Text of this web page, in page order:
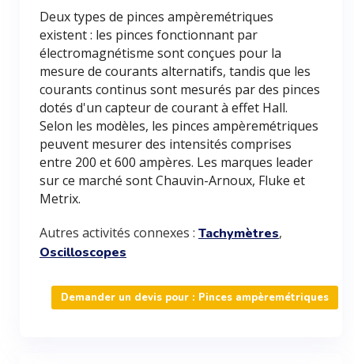
Deux types de pinces ampèremétriques
existent : les pinces fonctionnant par
électromagnétisme sont conçues pour la
mesure de courants alternatifs, tandis que les
courants continus sont mesurés par des pinces
dotés d'un capteur de courant à effet Hall.
Selon les modèles, les pinces ampèremétriques
peuvent mesurer des intensités comprises
entre 200 et 600 ampères. Les marques leader
sur ce marché sont Chauvin-Arnoux, Fluke et
Metrix.
Autres activités connexes : Tachymètres,
Oscilloscopes
Demander un devis pour : Pinces ampèremétriques